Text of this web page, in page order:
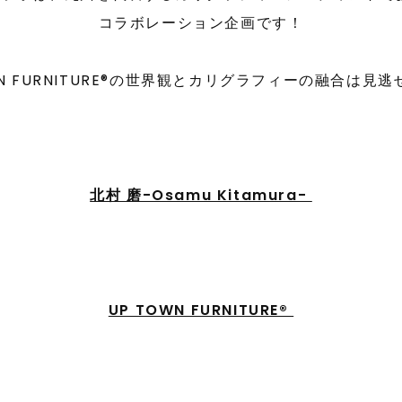
コラボレーション企画です！
FURNITURE®の世界観とカリグラフィーの融合は見逃
北村 磨-Osamu Kitamura-
UP TOWN FURNITURE®